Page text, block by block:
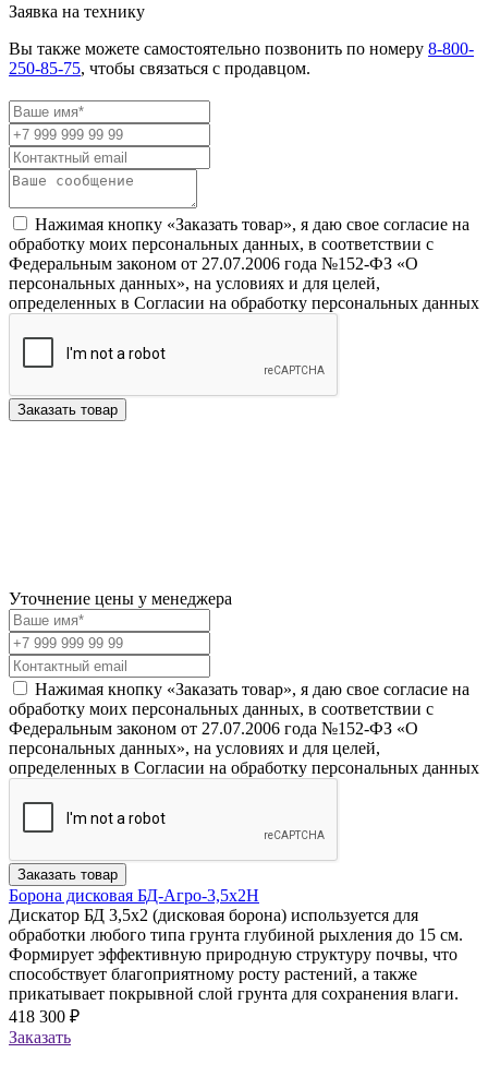
Заявка на технику
Вы также можете самостоятельно позвонить по номеру 8-800-
250-85-75, чтобы связаться с продавцом.
Нажимая кнопку «Заказать товар», я даю свое согласие на
обработку моих персональных данных, в соответствии с
Федеральным законом от 27.07.2006 года №152-ФЗ «О
персональных данных», на условиях и для целей,
определенных в Согласии на обработку персональных данных
Заказать товар
Уточнение цены у менеджера
Нажимая кнопку «Заказать товар», я даю свое согласие на
обработку моих персональных данных, в соответствии с
Федеральным законом от 27.07.2006 года №152-ФЗ «О
персональных данных», на условиях и для целей,
определенных в Согласии на обработку персональных данных
Заказать товар
Борона дисковая БД-Агро-3,5х2Н
Дискатор БД 3,5х2 (дисковая борона) используется для
обработки любого типа грунта глубиной рыхления до 15 см.
Формирует эффективную природную структуру почвы, что
способствует благоприятному росту растений, а также
прикатывает покрывной слой грунта для сохранения влаги.
418 300 ₽
Заказать